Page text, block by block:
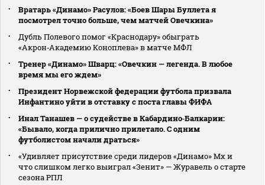
Вратарь «Динамо» Расулов: «Боев Шары Буллета я
посмотрел точно больше, чем матчей Овечкина»
Дубль Полевого помог «Краснодару» обыграть
«Акрон‑Академию Коноплева» в матче МФЛ
Тренер «Динамо» Шварц: «Овечкин — легенда. В любое
время мы его ждем»
Президент Норвежской федерации футбола призвала
Инфантино уйти в отставку с поста главы ФИФА
Инал Танашев — о судействе в Кабардино‑Балкарии:
«Бывало, когда прилично прилетало. С одним
футболистом начали драться»
«Удивляет присутствие среди лидеров «Динамо» Мх и
что слишком легко выиграл «Зенит» — Журавель о старте
сезона РПЛ